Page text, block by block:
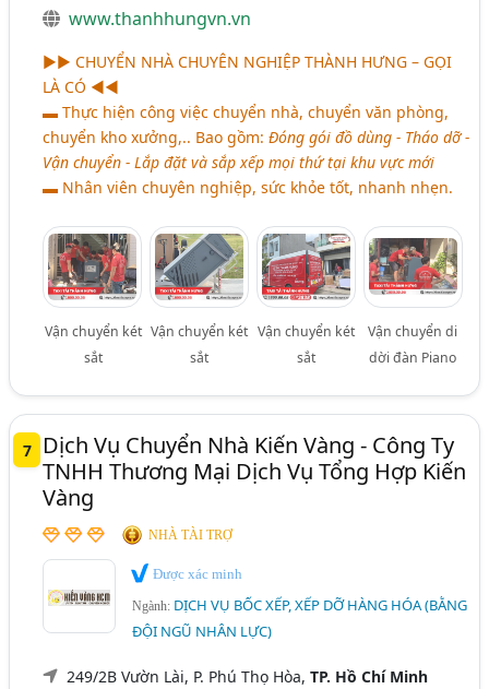
www.thanhhungvn.vn
►►CHUYỂN NHÀ CHUYÊN NGHIỆP THÀNH HƯNG – GỌI
LÀ CÓ ◄◄
▬ Thực hiện công việc chuyển nhà, chuyển văn phòng,
chuyển kho xưởng,.. Bao gồm:Đóng gói đồ dùng - Tháo dỡ -
Vận chuyển - Lắp đặt và sắp xếp mọi thứ tại khu vực mới
▬ Nhân viên chuyên nghiệp, sức khỏe tốt, nhanh nhẹn.
Vận chuyển két
sắt
Vận chuyển két
sắt
Vận chuyển két
sắt
Vận chuyển di
dời đàn Piano
7
Dịch Vụ Chuyển Nhà Kiến Vàng - Công Ty
TNHH Thương Mại Dịch Vụ Tổng Hợp Kiến
Vàng
NHÀ TÀI TRỢ
Được xác minh
Ngành: DỊCH VỤ BỐC XẾP, XẾP DỠ HÀNG HÓA (BẰNG
ĐỘI NGŨ NHÂN LỰC)
249/2B Vườn Lài, P. Phú Thọ Hòa,TP. Hồ Chí Minh